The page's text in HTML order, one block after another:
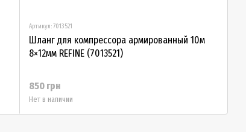
Артикул: 7013521
Шланг для компрессора армированный 10м
8×12мм REFINE (7013521)
850 грн
Нет в наличии